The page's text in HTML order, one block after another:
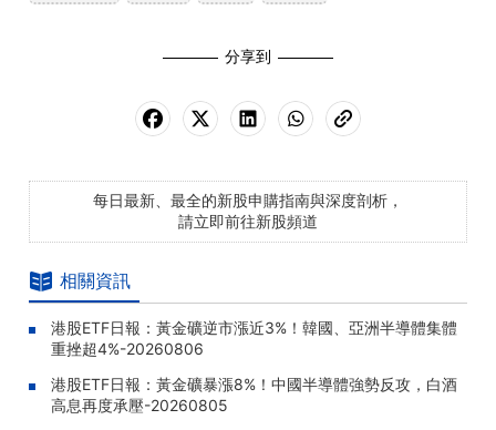
分享到
每日最新、最全的新股申購指南與深度剖析，
請立即前往新股頻道
相關資訊
港股ETF日報：黃金礦逆市漲近3%！韓國、亞洲半導體集體
重挫超4%-20260806
港股ETF日報：黃金礦暴漲8%！中國半導體強勢反攻，白酒
高息再度承壓-20260805